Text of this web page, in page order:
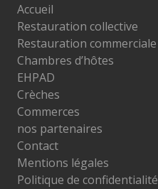
Accueil
Restauration collective
Restauration commerciale
Chambres d’hôtes
EHPAD
Crèches
Commerces
nos partenaires
Contact
Mentions légales
Politique de confidentialité